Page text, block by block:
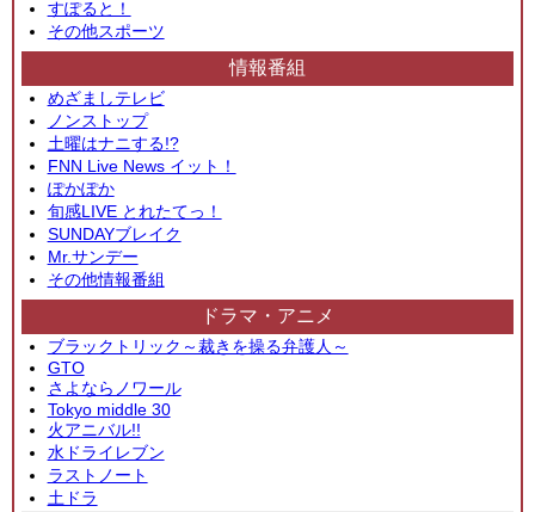
すぽると！
その他スポーツ
情報番組
めざましテレビ
ノンストップ
土曜はナニする!?
FNN Live News イット！
ぽかぽか
旬感LIVE とれたてっ！
SUNDAYブレイク
Mr.サンデー
その他情報番組
ドラマ・アニメ
ブラックトリック～裁きを操る弁護人～
GTO
さよならノワール
Tokyo middle 30
火アニバル!!
水ドライレブン
ラストノート
土ドラ